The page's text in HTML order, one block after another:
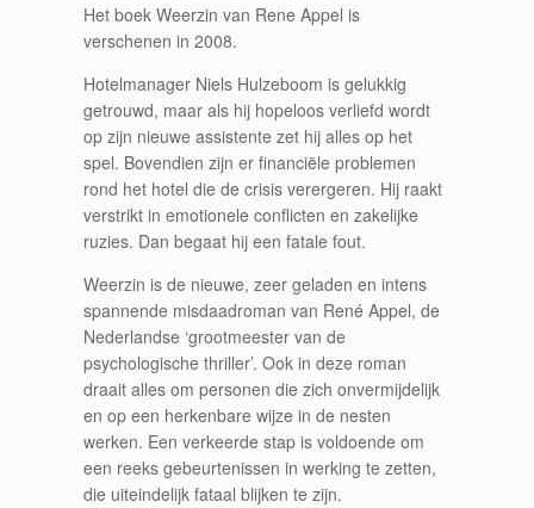
Het boek Weerzin van Rene Appel is
verschenen in 2008.
Hotelmanager Niels Hulzeboom is gelukkig
getrouwd, maar als hij hopeloos verliefd wordt
op zijn nieuwe assistente zet hij alles op het
spel. Bovendien zijn er financiële problemen
rond het hotel die de crisis verergeren. Hij raakt
verstrikt in emotionele conflicten en zakelijke
ruzies. Dan begaat hij een fatale fout.
Weerzin is de nieuwe, zeer geladen en intens
spannende misdaadroman van René Appel, de
Nederlandse ‘grootmeester van de
psychologische thriller’. Ook in deze roman
draait alles om personen die zich onvermijdelijk
en op een herkenbare wijze in de nesten
werken. Een verkeerde stap is voldoende om
een reeks gebeurtenissen in werking te zetten,
die uiteindelijk fataal blijken te zijn.